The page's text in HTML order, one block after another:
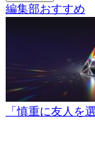
編集部おすすめ
「慎重に友人